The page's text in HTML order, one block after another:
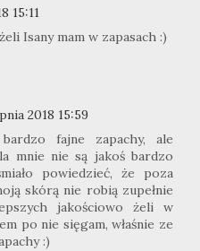
15:11
Isany mam w zapasach :)
2018 15:59
fajne zapachy, ale
mnie nie są jakoś bardzo
powiedzieć, że poza
skórą nie robią zupełnie
jakościowo żeli w
po nie sięgam, właśnie ze
:)